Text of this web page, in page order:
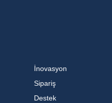
İnovasyon
Sipariş
Destek